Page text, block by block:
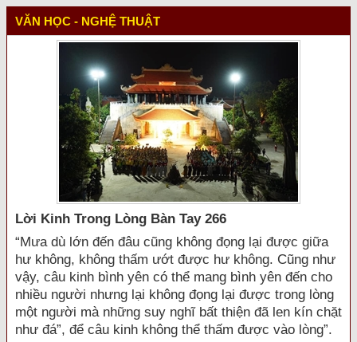
VĂN HỌC - NGHỆ THUẬT
Lời Kinh Trong Lòng Bàn Tay 266
“Mưa dù lớn đến đâu cũng không đọng lại được giữa
hư không, không thấm ướt được hư không. Cũng như
vậy, câu kinh bình yên có thể mang bình yên đến cho
nhiều người nhưng lại không đọng lại được trong lòng
một người mà những suy nghĩ bất thiện đã len kín chặt
như đá”, để câu kinh không thể thấm được vào lòng”.